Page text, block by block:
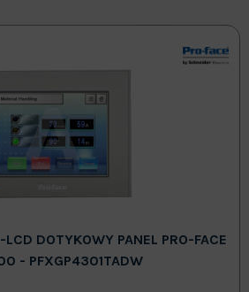
DOTYKOWY PANEL PRO-FACE
- PFXGP4301TADW